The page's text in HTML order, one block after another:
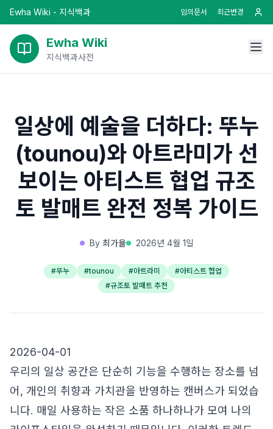
Ewha Wiki - 지식백과 임의문서 최근변경
Ewha Wiki
지식백과사전
일상에 예술을 더하다: 뚜누
(tounou)와 아트라미가 선
보이는 아티스트 협업 규조
토 발매트 완전 정복 가이드
By 최가율 2026년 4월 1일
#뚜누 #tounou #아트라미 #아티스트 협업
#규조토 발매트 추천
2026-04-01
우리의 일상 공간은 단순히 기능을 수행하는 장소를 넘
어, 개인의 취향과 가치관을 반영하는 캔버스가 되었습
니다. 매일 사용하는 작은 소품 하나하나가 모여 나의